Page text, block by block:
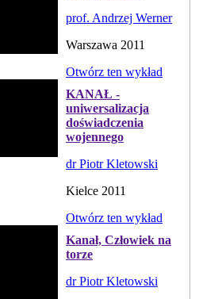
prof. Andrzej Werner
Warszawa 2011
Otwórz ten wykład
KANAŁ -
uniwersalizacja
doświadczenia
wojennego
dr Piotr Kletowski
Kielce 2011
Otwórz ten wykład
Kanał, Człowiek na
torze
dr Piotr Kletowski